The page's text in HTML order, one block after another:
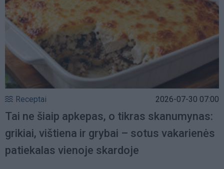
Receptai 2026-07-30 07:00
Tai ne šiaip apkepas, o tikras skanumynas:
grikiai, vištiena ir grybai – sotus vakarienės
patiekalas vienoje skardoje